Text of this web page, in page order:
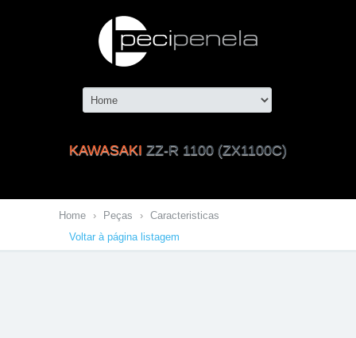
KAWASAKI ZZ-R 1100 (ZX1100C)
Home › Peças › Caracteristicas
Voltar à página listagem